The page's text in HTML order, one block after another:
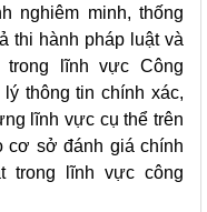
nghiêm minh, thống
thi hành pháp luật và
trong lĩnh vực Công
thông tin chính xác,
lĩnh vực cụ thể trên
cơ sở đánh giá chính
trong lĩnh vực công